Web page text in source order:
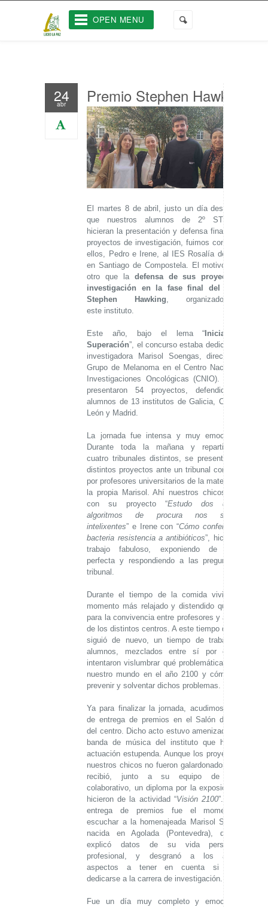
OPEN MENU
24
abr Premio Stephen Hawking
El martes 8 de abril, justo un día después de
que nuestros alumnos de 2º STEMbach
hicieran la presentación y defensa final de sus
proyectos de investigación, fuimos con dos de
ellos, Pedro e Irene, al IES Rosalía de Castro
en Santiago de Compostela. El motivo no fue
otro que la defensa de sus proyectos de
investigación en la fase final del Premio
Stephen Hawking, organizado por
este instituto.
Este año, bajo el lema “ Iniciativa y
Superación”, el concurso estaba dedicado a la
investigadora Marisol Soengas, directora del
Grupo de Melanoma en el Centro Nacional de
Investigaciones Oncológicas (CNIO). A él se
presentaron 54 proyectos, defendidos por
alumnos de 13 institutos de Galicia, Castilla y
León y Madrid.
La jornada fue intensa y muy emocionante.
Durante toda la mañana y repartidos en
cuatro tribunales distintos, se presentaron los
distintos proyectos ante un tribunal compuesto
por profesores universitarios de la materia y por
la propia Marisol. Ahí nuestros chicos, Pedro
con su proyecto “Estudo dos distintos
algoritmos de procura nos sistemas
intelixentes” e Irene con “Cómo conferir a una
bacteria resistencia a antibióticos”, hicieron un
trabajo fabuloso, exponiendo de manera
perfecta y respondiendo a las preguntas del
tribunal.
Durante el tiempo de la comida vivimos un
momento más relajado y distendido que sirvió
para la convivencia entre profesores y alumnos
de los distintos centros. A este tiempo de relax,
siguió de nuevo, un tiempo de trabajo. Los
alumnos, mezclados entre sí por equipos,
intentaron vislumbrar qué problemáticas tendrá
nuestro mundo en el año 2100 y cómo poder
prevenir y solventar dichos problemas.
Ya para finalizar la jornada, acudimos al acto
de entrega de premios en el Salón de Actos
del centro. Dicho acto estuvo amenizado por la
banda de música del instituto que hizo una
actuación estupenda. Aunque los proyectos de
nuestros chicos no fueron galardonados, Pedro
recibió, junto a su equipo de trabajo
colaborativo, un diploma por la exposición que
hicieron de la actividad “Visión 2100”. Tras la
entrega de premios fue el momento de
escuchar a la homenajeada Marisol Soengas,
nacida en Agolada (Pontevedra), que nos
explicó datos de su vida personal y
profesional, y desgranó a los alumnos
aspectos a tener en cuenta si quieren
dedicarse a la carrera de investigación.
Fue un día muy completo y emocionante,